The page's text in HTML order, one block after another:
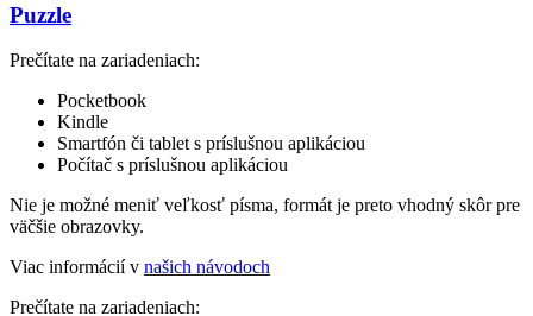
Puzzle
Prečítate na zariadeniach:
Pocketbook
Kindle
Smartfón či tablet s príslušnou aplikáciou
Počítač s príslušnou aplikáciou
Nie je možné meniť veľkosť písma, formát je preto vhodný skôr pre
väčšie obrazovky.
Viac informácií v našich návodoch
Prečítate na zariadeniach: